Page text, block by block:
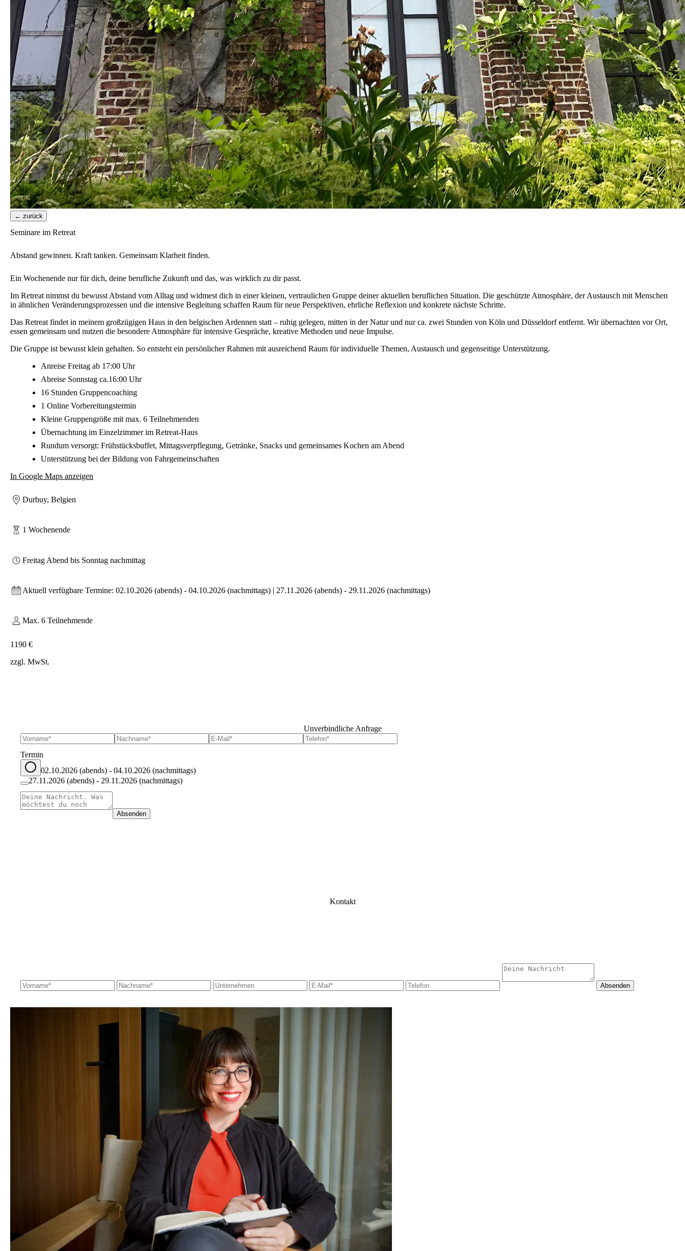
← zurück
Seminare im Retreat
Abstand gewinnen. Kraft tanken. Gemeinsam Klarheit finden.
Ein Wochenende nur für dich, deine berufliche Zukunft und das, was wirklich zu dir passt.
Im Retreat nimmst du bewusst Abstand vom Alltag und widmest dich in einer kleinen, vertraulichen Gruppe deiner aktuellen beruflichen Situation. Die geschützte Atmosphäre, der Austausch mit Menschen
in ähnlichen Veränderungsprozessen und die intensive Begleitung schaffen Raum für neue Perspektiven, ehrliche Reflexion und konkrete nächste Schritte.
Das Retreat findet in meinem großzügigen Haus in den belgischen Ardennen statt – ruhig gelegen, mitten in der Natur und nur ca. zwei Stunden von Köln und Düsseldorf entfernt. Wir übernachten vor Ort,
essen gemeinsam und nutzen die besondere Atmosphäre für intensive Gespräche, kreative Methoden und neue Impulse.
Die Gruppe ist bewusst klein gehalten. So entsteht ein persönlicher Rahmen mit ausreichend Raum für individuelle Themen, Austausch und gegenseitige Unterstützung.
Anreise Freitag ab 17:00 Uhr
Abreise Sonnstag ca.16:00 Uhr
16 Stunden Gruppencoaching
1 Online Vorbereitungstermin
Kleine Gruppengröße mit max. 6 Teilnehmenden
Übernachtung im Einzelzimmer im Retreat-Haus
Rundum versorgt: Frühstücksbuffet, Mittagsverpflegung, Getränke, Snacks und gemeinsames Kochen am Abend
Unterstützung bei der Bildung von Fahrgemeinschaften
In Google Maps anzeigen
Durbuy, Belgien
1 Wochenende
Freitag Abend bis Sonntag nachmittag
Aktuell verfügbare Termine: 02.10.2026 (abends) - 04.10.2026 (nachmittags) | 27.11.2026 (abends) - 29.11.2026 (nachmittags)
Max. 6 Teilnehmende
1190 €
zzgl. MwSt.
Unverbindliche Anfrage
Termin
02.10.2026 (abends) - 04.10.2026 (nachmittags)
27.11.2026 (abends) - 29.11.2026 (nachmittags)
Absenden
Kontakt
Absenden